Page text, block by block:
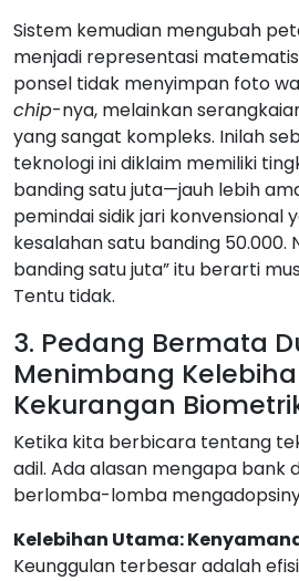
Sistem kemudian mengubah
menjadi representasi
ponsel tidak menyimpan foto
chip-nya, melainkan
yang sangat kompleks. Inilah
teknologi ini diklaim memiliki
banding satu juta—jauh lebih
pemindai sidik jari konvensional
kesalahan satu banding 50.000.
banding satu juta” itu berarti
Tentu tidak.
3. Pedang Bermata
Menimbang
Kekurangan
Ketika kita berbicara tentang
adil. Ada alasan mengapa bank
berlomba-lomba
Kelebihan Utama:
Keunggulan terbesar adalah